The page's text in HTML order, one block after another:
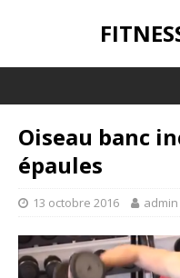
Oiseau banc
épaules
13 octobre 2016 admin